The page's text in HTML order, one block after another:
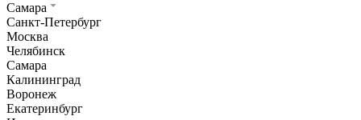
Самара
Санкт-Петербург
Москва
Челябинск
Самара
Калининград
Воронеж
Екатеринбург